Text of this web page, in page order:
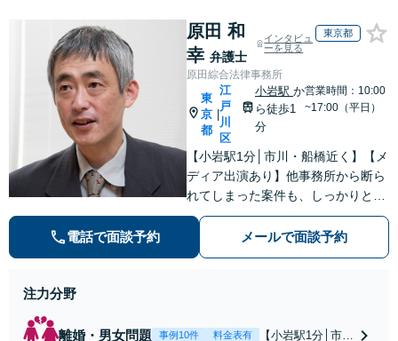
原田 和
幸 弁護士
インタビュ
ーを見る
東京都
原田綜合法律事務所
東
京
都
江
戸
川
区
小岩駅か
ら徒歩1
分
営業時間：10:00
~17:00（平日）
【小岩駅1分│市川・船橋近く】【メ
ディア出演あり】他事務所から断ら
れてしまった案件も、しっかりと面
談し、法的アドバイスをいたします
【解決実績約1000件】豊富な離婚調
停・裁判実績あり【不動産業界出
電話で面談予約 メールで面談予約
注力分野
離婚・男女問題 事例10件 料金表有 【小岩駅1分│市